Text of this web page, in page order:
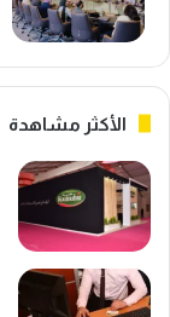
الأكثر مشاهدة